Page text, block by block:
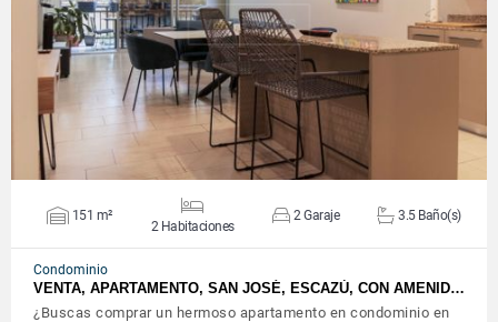
VER DETALLES
151 m²
2 Habitaciones
2 Garaje 3.5 Baño(s)
Condominio
VENTA, APARTAMENTO, SAN JOSÉ, ESCAZÚ, CON AMENID…
¿Buscas comprar un hermoso apartamento en condominio en